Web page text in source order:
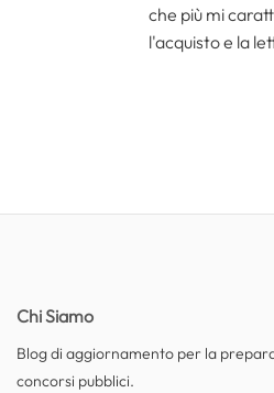
che più mi
l'acquisto e la
Chi Siamo
Blog di aggiornamento per la
concorsi pubblici.